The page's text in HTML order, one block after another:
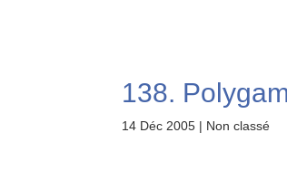
138.
14 Déc 2005 | Non classé